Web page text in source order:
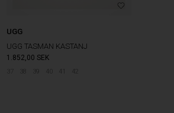
UGG
UGG TASMAN KASTANJ
1.852,00 SEK
37 38 39